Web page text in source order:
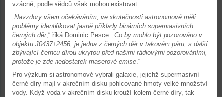
vzácné, podle vědců však mohou existovat.
„Navzdory všem očekáváním, ve skutečnosti astronomové měli
problémy identifikovat jasně příklady binárních supermasivních
černých děr,“ říká Dominic Pesce. „Co by mohlo být pozorováno v
objektu J0437+2456, je jedna z černých děr v takovém páru, s další
zbývající černou dírou ukrytou před našimi rádiovými pozorováními,
protože je zde nedostatek maserové emise.“
Pro výzkum si astronomové vybrali galaxie, jejichž supermasivní
černé díry mají v akrečním disku pohlcované hmoty velké množství
vody. Když voda v akrečním disku krouží kolem černé díry, tak